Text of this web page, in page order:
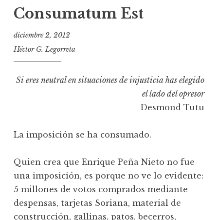
Consumatum Est
diciembre 2, 2012
Héctor G. Legorreta
Si eres neutral en situaciones de injusticia has elegido
el lado del opresor
Desmond Tutu
La imposición se ha consumado.
Quien crea que Enrique Peña Nieto no fue
una imposición, es porque no ve lo evidente:
5 millones de votos comprados mediante
despensas, tarjetas Soriana, material de
construcción, gallinas, patos, becerros,